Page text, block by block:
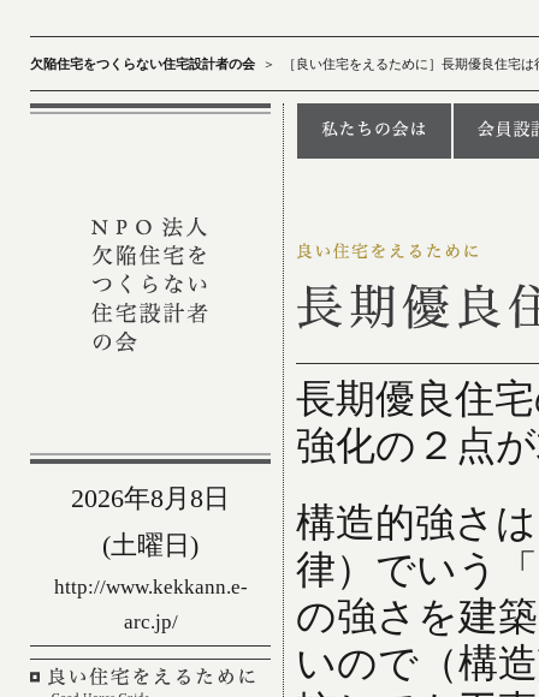
欠陥住宅をつくらない住宅設計者の会 ＞ ［良い住宅をえるために］長期優良住宅は
2026年8月8日
(土曜日)
http://www.kekkann.e-
arc.jp/
長期優良住
強化の２点
構造的強さ
律）でいう
の強さを建
いので（構